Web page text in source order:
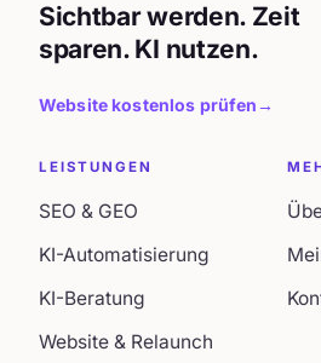
Sichtbar werden. Zeit
sparen. KI nutzen.
Website kostenlos prüfen→
LEISTUNGEN
SEO & GEO
KI-Automatisierung
KI-Beratung
Website & Relaunch